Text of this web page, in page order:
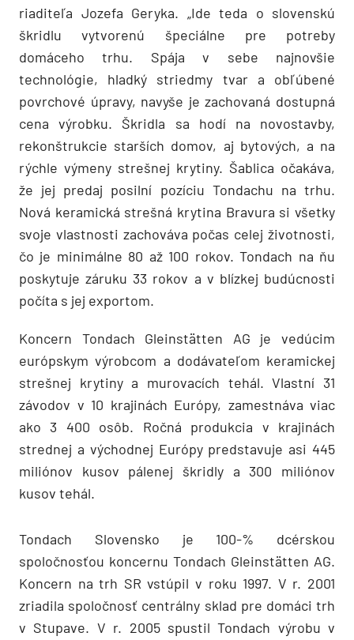
riaditeľa Jozefa Geryka. „Ide teda o slovenskú
škridlu vytvorenú špeciálne pre potreby
domáceho trhu. Spája v sebe najnovšie
technológie, hladký striedmy tvar a obľúbené
povrchové úpravy, navyše je zachovaná dostupná
cena výrobku. Škridla sa hodí na novostavby,
rekonštrukcie starších domov, aj bytových, a na
rýchle výmeny strešnej krytiny. Šablica očakáva,
že jej predaj posilní pozíciu Tondachu na trhu.
Nová keramická strešná krytina Bravura si všetky
svoje vlastnosti zachováva počas celej životnosti,
čo je minimálne 80 až 100 rokov. Tondach na ňu
poskytuje záruku 33 rokov a v blízkej budúcnosti
počíta s jej exportom.
Koncern Tondach Gleinstätten AG je vedúcim
európskym výrobcom a dodávateľom keramickej
strešnej krytiny a murovacích tehál. Vlastní 31
závodov v 10 krajinách Európy, zamestnáva viac
ako 3 400 osôb. Ročná produkcia v krajinách
strednej a východnej Európy predstavuje asi 445
miliónov kusov pálenej škridly a 300 miliónov
kusov tehál.
Tondach Slovensko je 100-% dcérskou
spoločnosťou koncernu Tondach Gleinstätten AG.
Koncern na trh SR vstúpil v roku 1997. V r. 2001
zriadila spoločnosť centrálny sklad pre domáci trh
v Stupave. V r. 2005 spustil Tondach výrobu v